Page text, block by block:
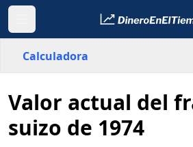
Calculadora
Suiza
País
Valor actual del
suizo de 1974